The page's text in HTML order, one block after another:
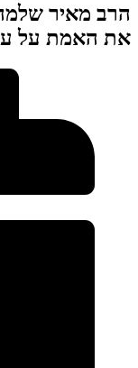
הרב מאיר
את האמת על